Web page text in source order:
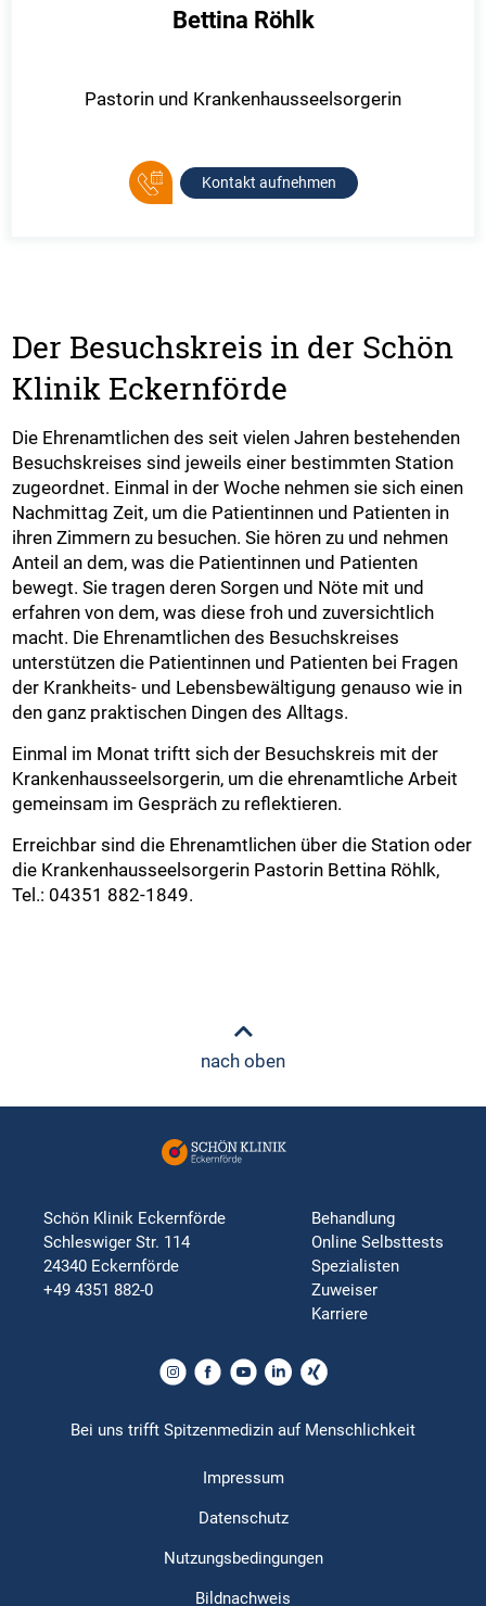
Bettina Röhlk
Pastorin und Krankenhausseelsorgerin
Kontakt aufnehmen
Der Besuchskreis in der Schön
Klinik Eckernförde
Die Ehrenamtlichen des seit vielen Jahren bestehenden
Besuchskreises sind jeweils einer bestimmten Station
zugeordnet. Einmal in der Woche nehmen sie sich einen
Nachmittag Zeit, um die Patientinnen und Patienten in
ihren Zimmern zu besuchen. Sie hören zu und nehmen
Anteil an dem, was die Patientinnen und Patienten
bewegt. Sie tragen deren Sorgen und Nöte mit und
erfahren von dem, was diese froh und zuversichtlich
macht. Die Ehrenamtlichen des Besuchskreises
unterstützen die Patientinnen und Patienten bei Fragen
der Krankheits- und Lebensbewältigung genauso wie in
den ganz praktischen Dingen des Alltags.
Einmal im Monat triftt sich der Besuchskreis mit der
Krankenhausseelsorgerin, um die ehrenamtliche Arbeit
gemeinsam im Gespräch zu reflektieren.
Erreichbar sind die Ehrenamtlichen über die Station oder
die Krankenhausseelsorgerin Pastorin Bettina Röhlk,
Tel.: 04351 882-1849.
nach oben
Schön Klinik Eckernförde
Schleswiger Str. 114
24340 Eckernförde
+49 4351 882-0
Behandlung
Online Selbsttests
Spezialisten
Zuweiser
Karriere
Bei uns trifft Spitzenmedizin auf Menschlichkeit
Impressum
Datenschutz
Nutzungsbedingungen
Bildnachweis